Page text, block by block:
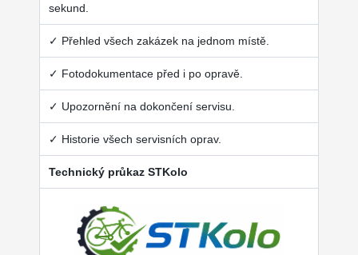
sekund.
✓ Přehled všech zakázek na jednom místě.
✓ Fotodokumentace před i po opravě.
✓ Upozornění na dokončení servisu.
✓ Historie všech servisních oprav.
Technický průkaz STKolo